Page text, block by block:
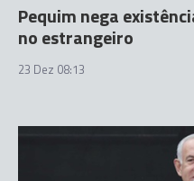
Pequim nega
no estrangeiro
23 Dez 08:13